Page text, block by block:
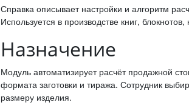
Справка описывает настройки и алгоритм
Используется в производстве книг,
Назначение
Модуль автоматизирует расчёт продажной
формата заготовки и тиража. Сотрудник
размеру изделия.